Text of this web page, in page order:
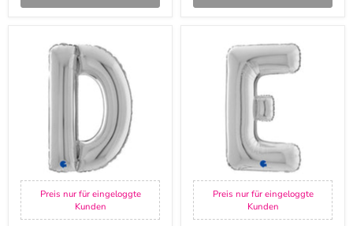
Riesenbuchstabe
Folienballon
26"/66cm
Preis nur für eingeloggte
Kunden
Riesenbuchstabe
Folienballon
26"/66cm
Preis nur für eingeloggte
Kunden